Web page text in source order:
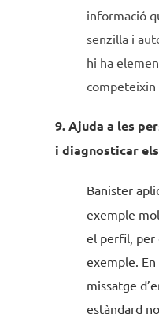
informació
senzilla i
hi ha
competeixin
9. Ajuda a les
i diagnosticar
Banister
exemple
el perfil, per
exemple.
missatge
estàndard